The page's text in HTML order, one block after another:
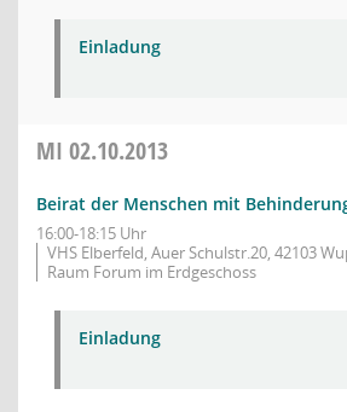
Einladung
MI 02.10.2013
Beirat der Menschen mit
16:00-18:15 Uhr
VHS Elberfeld, Auer Schulstr.20, 42103
Raum Forum im Erdgeschoss
Einladung